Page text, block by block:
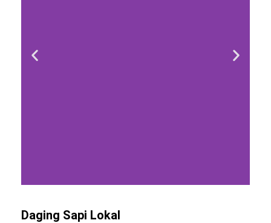
Daging Sapi Lokal